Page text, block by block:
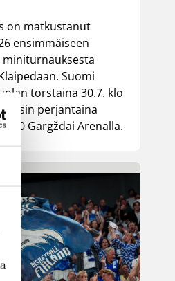
on matkustanut
ensimmäiseen
miniturnauksesta
Suomi
torstaina 30.7. klo
perjantaina
Gargždai Arenalla.